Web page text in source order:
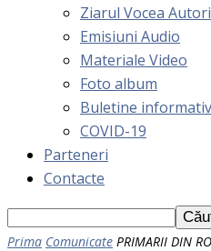
Ziarul Vocea
Emisiuni Audio
Materiale Video
Foto album
Buletine
COVID-19
Parteneri
Contacte
Prima Comunicate PRIMARII DIN